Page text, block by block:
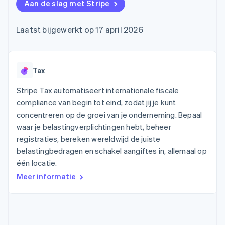
Toegang tot meer
dan 125
Fysieke betalingen
acceptatie
Link
Versneld afrekenen
Financial
Connections
Data gekoppelde
rekeningen
Data Pipeline
Gegevenssynchronisatie
Meer
Product roadmap
Marktplaatsen
Platforms
SaaS
AI-bedrijven
Creator economy
Gaming
Horeca, reizen en vrije
tijd
Verzekering
Media en entertainment
dienstverlening
bieden
Betaalkaarten uitgeven
worden gedekt
Bronnen
App-integraties
Voorbeelden van code
Developerblog
Bedrijf
Jaarlijks congres
Vacatures
Contact
Neem contact op
Partner worden
Aan de slag met Stripe
Laatst bijgewerkt op 17 april 2026
Tax
Stripe Tax automatiseert internationale fiscale
compliance van begin tot eind, zodat jij je kunt
concentreren op de groei van je onderneming. Bepaal
waar je belastingverplichtingen hebt, beheer
registraties, bereken wereldwijd de juiste
belastingbedragen en schakel aangiftes in, allemaal op
één locatie.
Meer informatie